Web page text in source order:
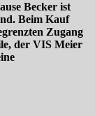
Becker ist
Beim Kauf
Zugang
der VIS Meier